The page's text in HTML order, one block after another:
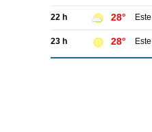
22 h 28° Este
23 h 28° Este